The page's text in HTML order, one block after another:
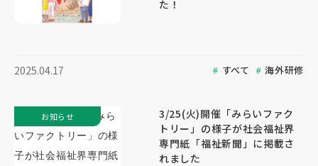
た！
2025.04.17 すべて 海外研修
3/25(火)開催「みらいファク
トリー」の様子が社会福祉界
専門紙「福祉新聞」に掲載さ
れました
お知らせ